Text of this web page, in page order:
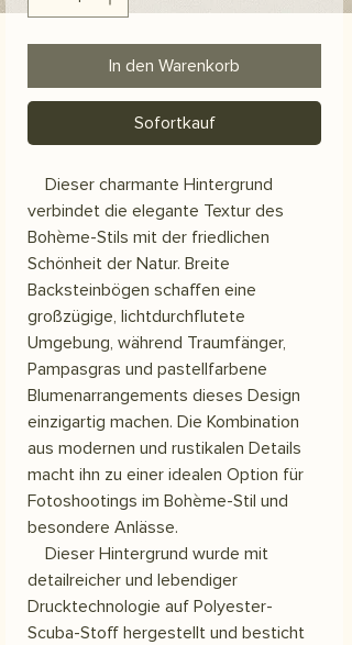
In den Warenkorb
Sofortkauf
Dieser charmante Hintergrund
verbindet die elegante Textur des
Bohème-Stils mit der friedlichen
Schönheit der Natur. Breite
Backsteinbögen schaffen eine
großzügige, lichtdurchflutete
Umgebung, während Traumfänger,
Pampasgras und pastellfarbene
Blumenarrangements dieses Design
einzigartig machen. Die Kombination
aus modernen und rustikalen Details
macht ihn zu einer idealen Option für
Fotoshootings im Bohème-Stil und
besondere Anlässe.
Dieser Hintergrund wurde mit
detailreicher und lebendiger
Drucktechnologie auf Polyester-
Scuba-Stoff hergestellt und besticht